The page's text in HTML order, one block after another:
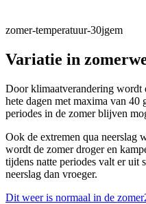
zomer-temperatuur-30jgem
Variatie in
Door klimaatverandering wordt
hete dagen met maxima van 40
periodes in de zomer blijven
Ook de extremen qua neerslag
wordt de zomer droger en
tijdens natte periodes valt er uit
neerslag dan vroeger.
Dit weer is normaal in de zomer